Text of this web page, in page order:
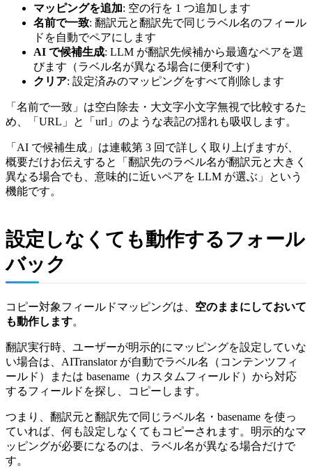
マッピングを追加: 空の行を 1 つ追加します
名前で一致: 翻訳元と翻訳先で同じラベル名のフィール
ドを自動でペアにします
AI で候補生成: LLM が翻訳先候補から最適なペアを選
びます（ラベル名が異なる場合に便利です）
クリア: 設定済みのマッピングをすべて削除します
「名前で一致」は空白除去・大文字小文字無視で比較するた
め、「URL」と「url」のような表記の揺れも吸収します。
「AI で候補生成」は連載第 3 回で詳しく取り上げますが、
概要だけお伝えすると「翻訳先のラベル名が翻訳元と大きく
異なる場合でも、意味的に近いペアを LLM が選ぶ」という
機能です。
設定しなくても動作するフォール
バック
コピー対象フィールドマッピングは、 空のままにしておいて
も動作します。
翻訳実行時、ユーザーが明示的にマッピングを設定していな
い場合は、AITranslator が自動でラベル名（コンテンツフィ
ールド）または basename（カスタムフィールド）から対応
するフィールドを探し、コピーします。
つまり、翻訳元と翻訳先で同じラベル名・basename を使っ
ていれば、何も設定しなくてもコピーされます。明示的なマ
ッピングが必要になるのは、ラベル名が異なる場合だけで
す。